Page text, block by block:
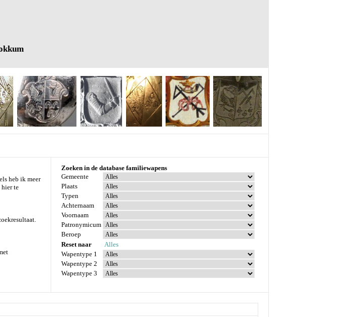
Zoeken in de database familiewapens
Gemeente
Plaats
Typen
Achternaam
Voornaam
Patronymicum
Beroep
Reset naar
Alles
Wapentype 1
Wapentype 2
Wapentype 3
heb ik meer
hier te